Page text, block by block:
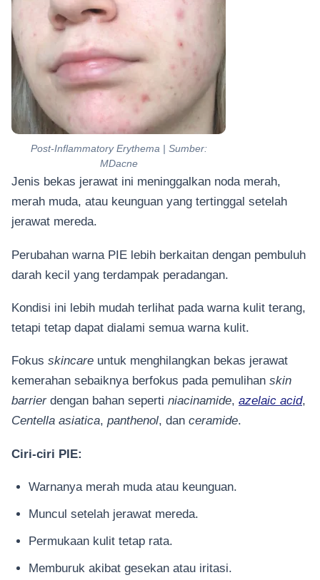
Post-Inflammatory Erythema | Sumber:
MDacne
Jenis bekas jerawat ini meninggalkan noda merah,
merah muda, atau keunguan yang tertinggal setelah
jerawat mereda.
Perubahan warna PIE lebih berkaitan dengan pembuluh
darah kecil yang terdampak peradangan.
Kondisi ini lebih mudah terlihat pada warna kulit terang,
tetapi tetap dapat dialami semua warna kulit.
Fokus skincare untuk menghilangkan bekas jerawat
kemerahan sebaiknya berfokus pada pemulihan skin
barrierdengan bahan seperti niacinamide, azelaic acid,
Centella asiatica, panthenol, dan ceramide.
Ciri-ciri PIE:
Warnanya merah muda atau keunguan.
Muncul setelah jerawat mereda.
Permukaan kulit tetap rata.
Memburuk akibat gesekan atau iritasi.